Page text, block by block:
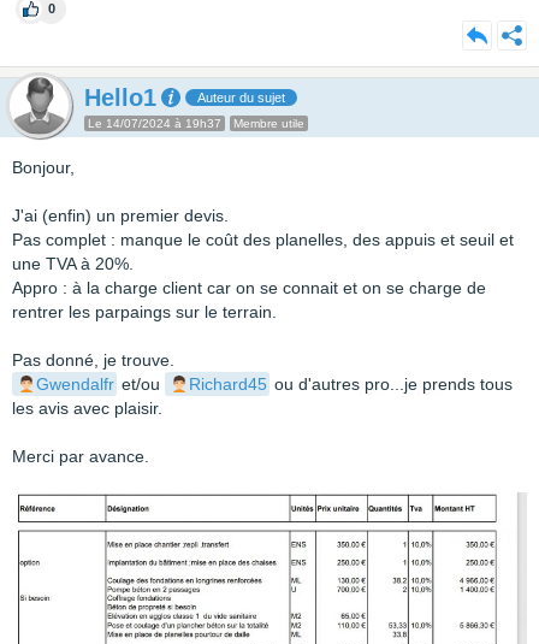
0
Hello1 Auteur du sujet
Le 14/07/2024 à 19h37 Membre utile
Bonjour,
J'ai (enfin) un premier devis.
Pas complet : manque le coût des planelles, des appuis et seuil et
une TVA à 20%.
Appro : à la charge client car on se connait et on se charge de
rentrer les parpaings sur le terrain.
Pas donné, je trouve.
Gwendalfr et/ou Richard45 ou d'autres pro...je prends tous
les avis avec plaisir.
Merci par avance.